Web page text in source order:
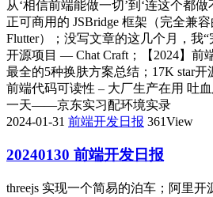
从‘相信前端能做一切’到‘连这个都
正可商用的 JSBridge 框架（完全兼
Flutter）；没写文章的这几个月，我
开源项目 — Chat Craft；【2024】前
最全的5种换肤方案总结；17K star开
前端代码可读性 – 大厂生产在用 吐
一天——京东实习配环境实录
2024-01-31 前端开发日报 361View
20240130 前端开发日报
threejs 实现一个简易的泊车；阿里开